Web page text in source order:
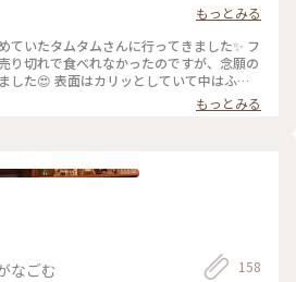
もっとみる
ていたタムタムさんに行ってきました✨ フ
り切れで食べれなかったのですが、念願の
した😍 表面はカリッとしていて中はふわ
ットケーキでした〜😍😍 今度はフレンチ
！！ #ホットケーキ #神保町
もっとみる
なごむ 158